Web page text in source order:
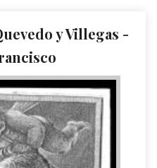
y Villegas -